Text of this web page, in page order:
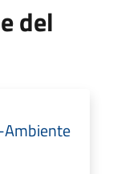
del